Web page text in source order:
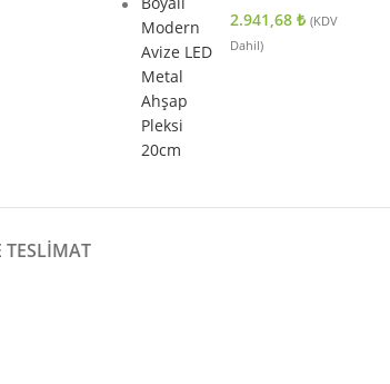
2.941,68₺ (KDV
Dahil)
TESLIMAT